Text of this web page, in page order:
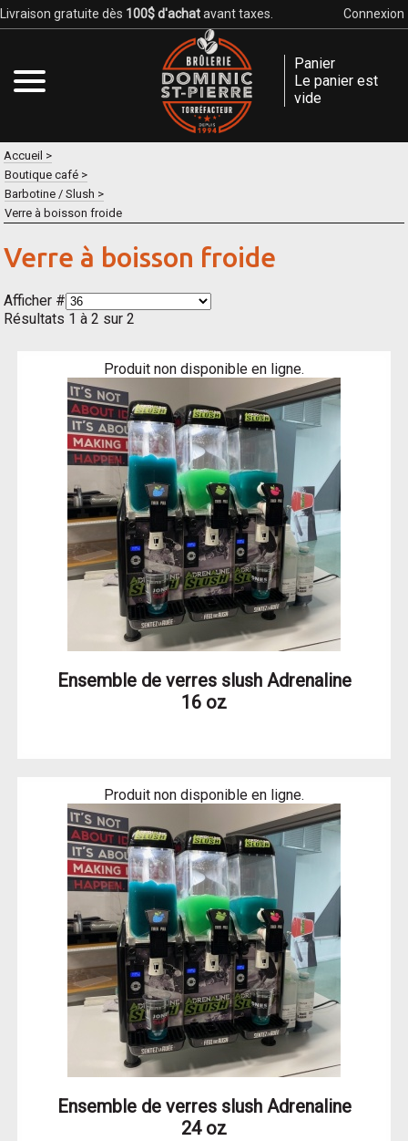
Connexion
Livraison gratuite dès 100$ d'achatavant taxes.
Panier
Le panier est
vide
Accueil
Boutique café
Barbotine / Slush
Verre à boisson froide
Verre à boisson froide
Afficher #
Résultats 1 à 2 sur 2
Ensemble de verres slush Adrenaline
16 oz
Produit non disponible en ligne.
Ensemble de verres slush Adrenaline
24 oz
Produit non disponible en ligne.